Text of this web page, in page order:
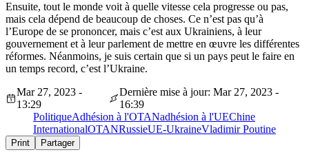
Ensuite, tout le monde voit à quelle vitesse cela progresse ou pas,
mais cela dépend de beaucoup de choses. Ce n’est pas qu’à
l’Europe de se prononcer, mais c’est aux Ukrainiens, à leur
gouvernement et à leur parlement de mettre en œuvre les différentes
réformes. Néanmoins, je suis certain que si un pays peut le faire en
un temps record, c’est l’Ukraine.
Mar 27, 2023 -
13:29
Dernière mise à jour: Mar 27, 2023 -
16:39
PolitiqueAdhésion à l'OTANadhésion à l'UEChine
InternationalOTANRussieUE-UkraineVladimir Poutine
Print Partager